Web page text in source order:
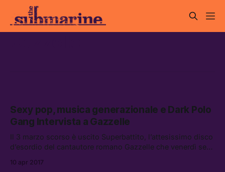
Sexy pop, musica generazionale e Dark Polo
Gang Intervista a Gazzelle
Il 3 marzo scorso è uscito Superbattito, l’attesissimo disco
d’esordio del cantautore romano Gazzelle che venerdì sera
18.30 pare […]
10 apr 2017